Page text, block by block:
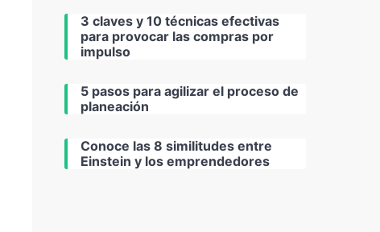
3 claves y 10 técnicas efectivas
para provocar las compras por
impulso
5 pasos para agilizar el proceso de
planeación
Conoce las 8 similitudes entre
Einstein y los emprendedores